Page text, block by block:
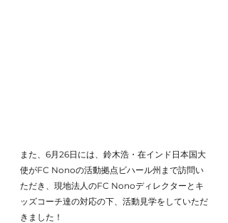
また、6月26日には、鈴木浩・在インド日本国大
使がFC Nonoの活動拠点ビハール州まで訪問い
ただき、現地法人のFC Nonoディレクターとキ
ッズコーチ達の対応の下、活動見学をしていただ
きました！